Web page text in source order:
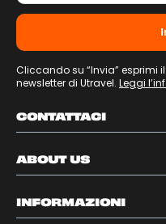
Cliccando su “Invia” esprimi
newsletter di Utravel. Leggi
CONTATTACI
ABOUT US
INFORMAZIONI